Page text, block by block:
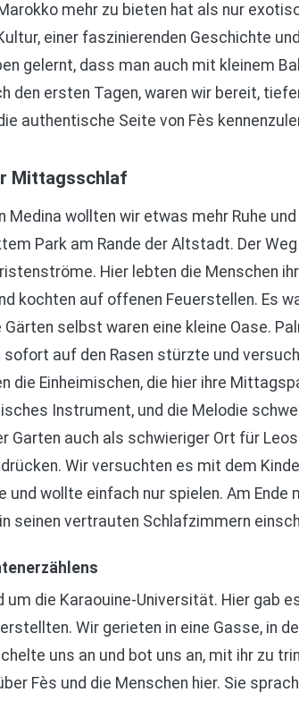
mehr zu bieten hat als nur
einer faszinierenden Geschichte
gelernt, dass man auch mit kleinem
den ersten Tagen, waren wir bereit,
authentische Seite von Fès
Mittagsschlaf
Medina wollten wir etwas mehr Ruhe
Park am Rande der Altstadt. Der
Hier lebten die Menschen
kochten auf offenen Feuerstellen. Es
selbst waren eine kleine Oase.
auf den Rasen stürzte und
Einheimischen, die hier ihre
Instrument, und die Melodie
Garten auch als schwieriger Ort für
Wir versuchten es mit dem
wollte einfach nur spielen. Am Ende
seinen vertrauten Schlafzimmern
die Karaouine-Universität. Hier gab
Wir gerieten in eine Gasse, in
uns an und bot uns an, mit ihr zu
Fès und die Menschen hier. Sie